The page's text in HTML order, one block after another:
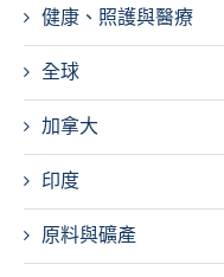
健康、照護與醫療
全球
加拿大
印度
原料與礦產